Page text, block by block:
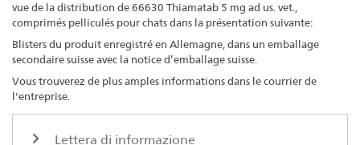
vue de la distribution de 66630 Thiamatab 5 mg ad us. vet.,
comprimés pelliculés pour chats dans la présentation suivante:
Blisters du produit enregistré en Allemagne, dans un emballage
secondaire suisse avec la notice d’emballage suisse.
Vous trouverez de plus amples informations dans le courrier de
l'entreprise.
Lettera di informazione